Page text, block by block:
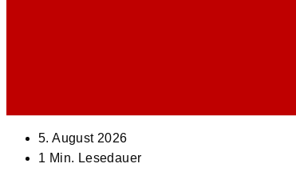
Beitrag
veröffentlicht:
5. August 2026
Lesedauer:
1 Min. Lesedauer